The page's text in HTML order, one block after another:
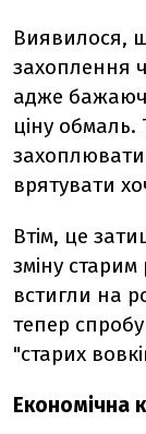
Виявилося,
захоплення
адже
ціну
врятувати
Втім, це
зміну
встигли на
тепер
"старих
Економічна